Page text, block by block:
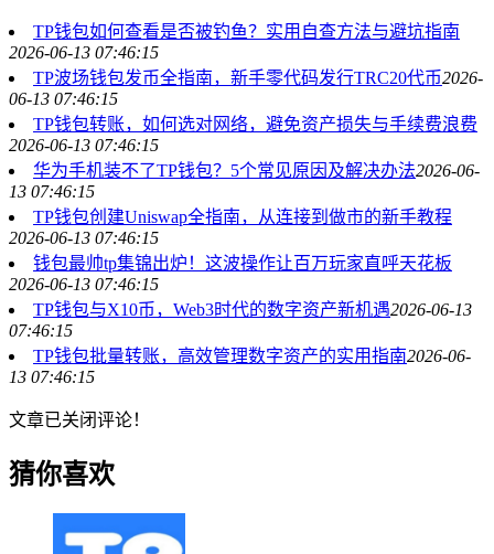
TP钱包如何查看是否被钓鱼？实用自查方法与避坑指南
2026-06-13 07:46:15
TP波场钱包发币全指南，新手零代码发行TRC20代币2026-
06-13 07:46:15
TP钱包转账，如何选对网络，避免资产损失与手续费浪费
2026-06-13 07:46:15
华为手机装不了TP钱包？5个常见原因及解决办法2026-06-
13 07:46:15
TP钱包创建Uniswap全指南，从连接到做市的新手教程
2026-06-13 07:46:15
钱包最帅tp集锦出炉！这波操作让百万玩家直呼天花板
2026-06-13 07:46:15
TP钱包与X10币，Web3时代的数字资产新机遇2026-06-13
07:46:15
TP钱包批量转账，高效管理数字资产的实用指南2026-06-
13 07:46:15
文章已关闭评论！
猜你喜欢